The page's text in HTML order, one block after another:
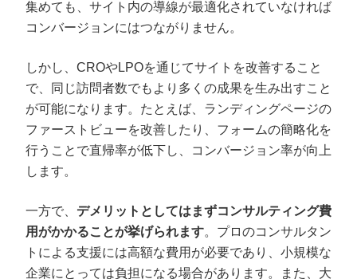
集めても、サイト内の導線が最適化されていなければ
コンバージョンにはつながりません。
しかし、CROやLPOを通じてサイトを改善すること
で、同じ訪問者数でもより多くの成果を生み出すこと
が可能になります。たとえば、ランディングページの
ファーストビューを改善したり、フォームの簡略化を
行うことで直帰率が低下し、コンバージョン率が向上
します。
一方で、 デメリットとしてはまずコンサルティング費
用がかかることが挙げられます。プロのコンサルタン
トによる支援には高額な費用が必要であり、小規模な
企業にとっては負担になる場合があります。また、大